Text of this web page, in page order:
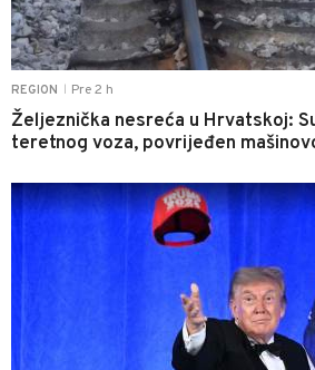
REGION Pre 2 h
Željeznička nesreća u Hrvatskoj:
teretnog voza, povrijeđen